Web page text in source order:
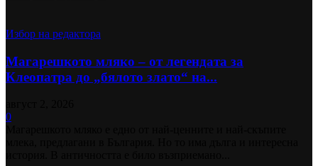
Избор на редактора
Магарешкото мляко – от легендата за
Клеопатра до „бялото злато“ на...
0